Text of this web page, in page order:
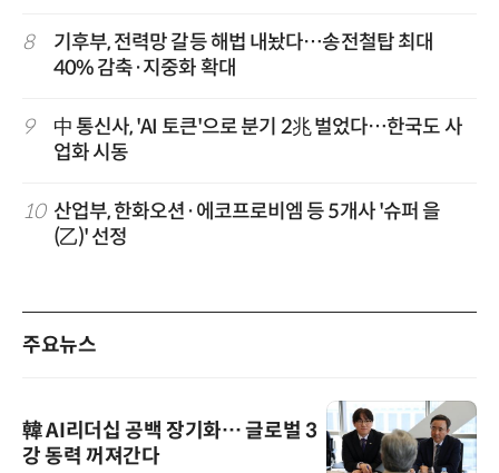
8
기후부, 전력망 갈등 해법 내놨다…송전철탑 최대
40% 감축·지중화 확대
9
中 통신사, 'AI 토큰'으로 분기 2兆 벌었다…한국도 사
업화 시동
10 산업부, 한화오션·에코프로비엠 등 5개사 '슈퍼 을
(乙)' 선정
주요뉴스
韓 AI리더십 공백 장기화… 글로벌 3
강 동력 꺼져간다